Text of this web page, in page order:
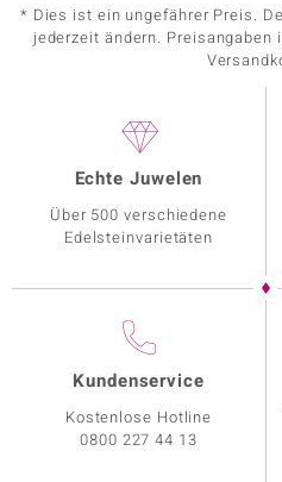
* Dies ist ein ungefährer Preis.
jederzeit ändern. Preisangaben
Echte Juwelen
Über 500 verschiedene
Edelsteinvarietäten
Kundenservice
Kostenlose Hotline
0800 227 44 13